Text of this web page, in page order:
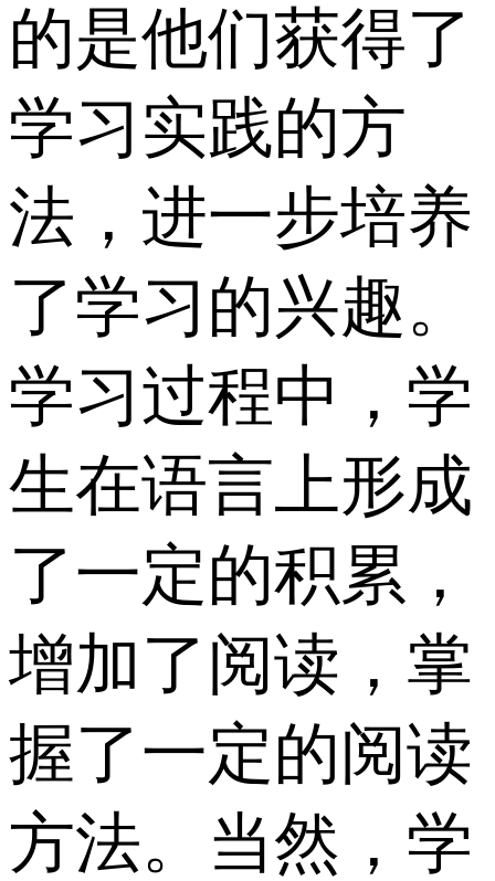
的是他们获得了
学习实践的方
法，进一步培养
了学习的兴趣。
学习过程中，学
生在语言上形成
了一定的积累，
增加了阅读，掌
握了一定的阅读
方法。当然，学